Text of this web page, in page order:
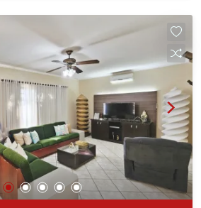
- Alto da Boa Vista | Ribeirão